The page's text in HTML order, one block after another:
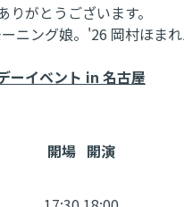
がとうございます。
ニング娘。'26 岡村ほま
ーイベント in 名古屋
開場 開演